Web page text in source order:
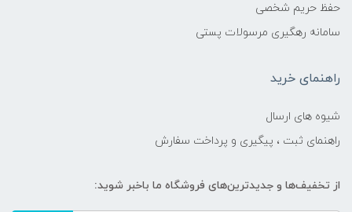
حفظ حریم شخصی
سامانه رهگیری مرسولات پستی
راهنمای خرید
شیوه های ارسال
راهنمای ثبت ، پیگیری و پرداخت سفارش
از تخفیف‌ها و جدیدترین‌های فروشگاه ما باخبر شوید: